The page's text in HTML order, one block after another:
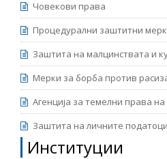
придонесува
добро владеење на
Кралство, со
Скопје. Мислењата и
содржина не ги
ставовите на
Човекови права
Процедурални заштитни
Заштита на малцинствата и
Мерки за борба против
Агенција за темелни права на
Заштита на личните податоци
Институции